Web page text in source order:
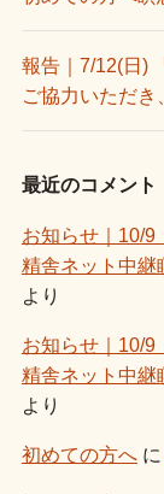
報告｜7/12(日)
ご協力いただき
最近のコメント
お知らせ｜10/9
精舎ネット中継
より
お知らせ｜10/9
精舎ネット中継
より
初めての方へに